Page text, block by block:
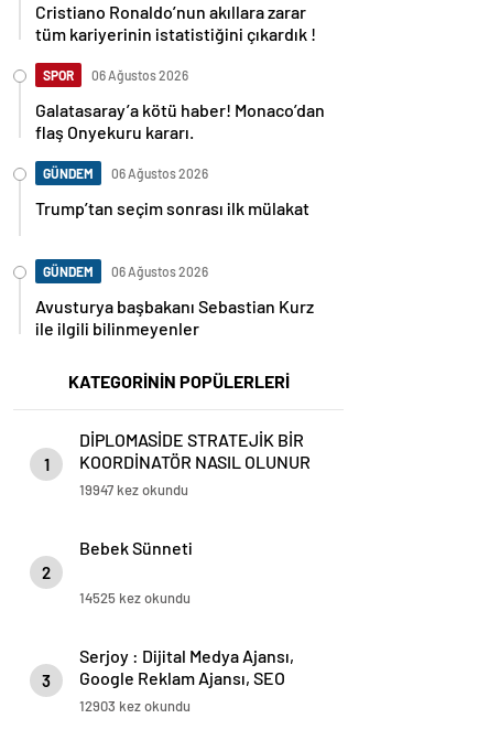
Cristiano Ronaldo’nun akıllara zarar
tüm kariyerinin istatistiğini çıkardık !
SPOR 06 Ağustos 2026
Galatasaray’a kötü haber! Monaco’dan
flaş Onyekuru kararı.
GÜNDEM 06 Ağustos 2026
Trump’tan seçim sonrası ilk mülakat
GÜNDEM 06 Ağustos 2026
Avusturya başbakanı Sebastian Kurz
ile ilgili bilinmeyenler
KATEGORİNİN POPÜLERLERİ
1
DİPLOMASİDE STRATEJİK BİR
KOORDİNATÖR NASIL OLUNUR
19947 kez okundu
2
Bebek Sünneti
14525 kez okundu
3
Serjoy : Dijital Medya Ajansı,
Google Reklam Ajansı, SEO
Ajansı ve Web Tasarım Ajansı
12903 kez okundu